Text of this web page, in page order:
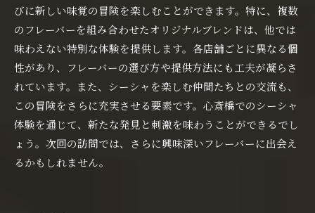
びに新しい味覚の冒険を楽しむことができます。特に、複数
のフレーバーを組み合わせたオリジナルブレンドは、他では
味わえない特別な体験を提供します。各店舗ごとに異なる個
性があり、フレーバーの選び方や提供方法にも工夫が凝らさ
れています。また、シーシャを楽しむ仲間たちとの交流も、
この冒険をさらに充実させる要素です。心斎橋でのシーシャ
体験を通じて、新たな発見と刺激を味わうことができるでし
ょう。次回の訪問では、さらに興味深いフレーバーに出会え
るかもしれません。